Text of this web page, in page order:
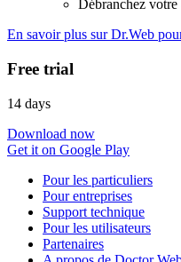
Débranchez votre
En savoir plus sur Dr.Web
Free trial
14 days
Download now
Get it on Google Play
Pour les particuliers
Pour entreprises
Support technique
Pour les utilisateurs
Partenaires